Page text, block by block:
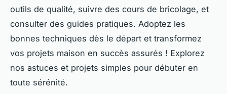
outils de qualité, suivre des cours de bricolage, et
consulter des guides pratiques. Adoptez les
bonnes techniques dès le départ et transformez
vos projets maison en succès assurés ! Explorez
nos astuces et projets simples pour débuter en
toute sérénité.